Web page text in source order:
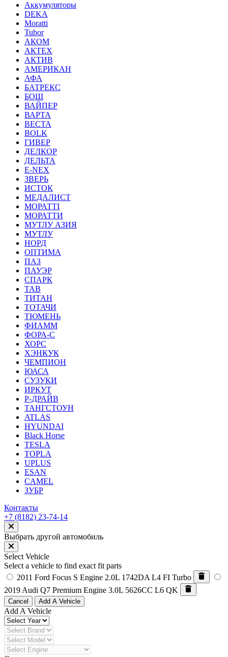
Аккумуляторы
DEKA
Moratti
Tubor
АКОМ
АКТЕХ
АКТИВ
АМЕРИКАН
АФА
БАТРЕКС
БОШ
ВАЙПЕР
ВАРТА
ВЕСТА
ВОLK
ГИВЕР
ДЕЛКОР
ДЕЛЬТА
Е-NEX
ЗВЕРЬ
ИСТОК
МЕДАЛИСТ
МОРАТТI
МОРАТТИ
МУТЛУ АЗИЯ
МУТЛУ
НОРД
ОПТИМА
ПАЗ
ПАУЭР
СПАРК
ТАВ
ТИТАН
ТОТАЧИ
ТЮМЕНЬ
ФИАММ
ФОРА-С
ХОРС
ХЭНКУК
ЧЕМПИОН
ЮАСА
СУЗУКИ
ИРКУТ
Р-ДРАЙВ
ТАНГСТОУН
ATLAS
HYUNDAI
Black Horse
TESLA
TOPLA
UPLUS
ESAN
CAMEL
ЗУБР
Контакты
+7 (8182) 23-74-14
Выбрать другой автомобиль
Select Vehicle
Select a vehicle to find exact fit parts
2011 Ford Focus S Engine 2.0L 1742DA L4 FI Turbo
2019 Audi Q7 Premium Engine 3.0L 5626CC L6 QK
Cancel Add A Vehicle
Add A Vehicle